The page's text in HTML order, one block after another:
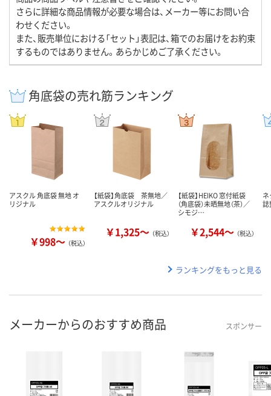
さらに詳細な商品情報が必要な場合は、メーカー等にお問い合
わせください。
また、販売単位における「セット」表記は、箱でのお届けをお約束
するものではありません。あらかじめご了承ください。
角底袋の売れ筋ランキング
アスクル 角底袋 無地 オ
リジナル
￥998～ （税込）
【紙袋】角底袋 茶無地／
アスクルオリジナル
￥1,325～ （税込）
【紙袋】HEIKO 窓付紙袋
（角底袋）未晒無地（茶）／
シモジ…
￥2,544～ （税込）
誌
ランキングをもっと見る
メーカーからのおすすめ商品 スポンサー